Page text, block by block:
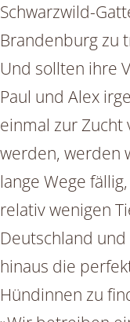
Schwarzwild-
Brandenburg zu
Und sollten ihre
Paul und Alex
einmal zur Zucht
werden, werden
lange Wege
relativ wenigen
Deutschland
hinaus die
Hündinnen zu